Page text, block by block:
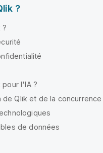
?
?
pour l'IA ?
de Qlik et de la concurrence
de données